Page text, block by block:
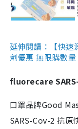
延伸閱讀：【快速
劑優惠 無限購數
fluorecare
口罩品牌Good
SARS-Cov-2 抗原